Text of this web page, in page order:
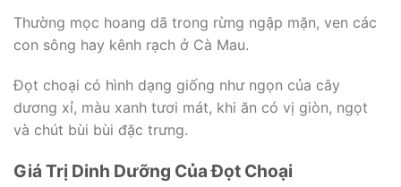
Thường mọc hoang dã trong rừng ngập mặn, ven các
con sông hay kênh rạch ở Cà Mau.
Đọt choại có hình dạng giống như ngọn của cây
dương xỉ, màu xanh tươi mát, khi ăn có vị giòn, ngọt
và chút bùi bùi đặc trưng.
Giá Trị Dinh Dưỡng Của Đọt Choại